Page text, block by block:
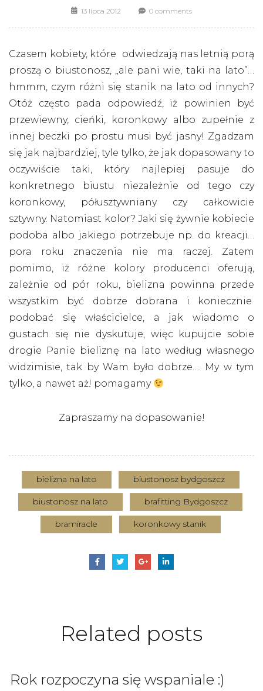
13 lipca 2012 0 comments
Czasem kobiety, które odwiedzają nas letnią porą
proszą o biustonosz, „ale pani wie, taki na lato”…
hmmm, czym różni się stanik na lato od innych?
Otóż często pada odpowiedź, iż powinien być
przewiewny, cieńki, koronkowy albo zupełnie z
innej beczki po prostu musi być jasny! Zgadzam
się jak najbardziej, tyle tylko, że jak dopasowany to
oczywiście taki, który najlepiej pasuje do
konkretnego biustu niezależnie od tego czy
koronkowy, półusztywniany czy całkowicie
sztywny. Natomiast kolor? Jaki się żywnie kobiecie
podoba albo jakiego potrzebuje np. do kreacji…
pora roku znaczenia nie ma raczej. Zatem
pomimo, iż różne kolory producenci oferują,
zależnie od pór roku, bielizna powinna przede
wszystkim być dobrze dobrana i koniecznie
podobać się właścicielce, a jak wiadomo o
gustach się nie dyskutuje, więc kupujcie sobie
drogie Panie bieliznę na lato według własnego
widzimisie, tak by Wam było dobrze…. My w tym
tylko, a nawet aż! pomagamy
Zapraszamy na dopasowanie!
bielizna na lato biustonosz bydgoszcz
biustonosz na lato brafitting Bydgoszcz
bramiracle koronkowy stanik
Related posts
Rok rozpoczyna się wspaniale :)